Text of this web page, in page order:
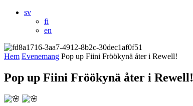
sv
fi
en
Hem Evenemang Pop up Fiini Fröökynä åter i Rewell!
Pop up Fiini Fröökynä åter i Rewell!